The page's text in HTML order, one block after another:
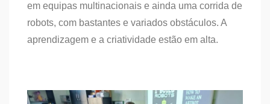
em equipas multinacionais e ainda uma corrida de
robots, com bastantes e variados obstáculos. A
aprendizagem e a criatividade estão em alta.